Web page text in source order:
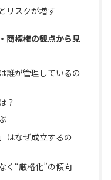
リスクが増す
商標権の観点から見
誰が管理しているの
？
はなぜ成立するの
く“厳格化”の傾向